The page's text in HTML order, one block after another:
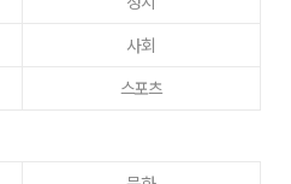
사회
스포츠